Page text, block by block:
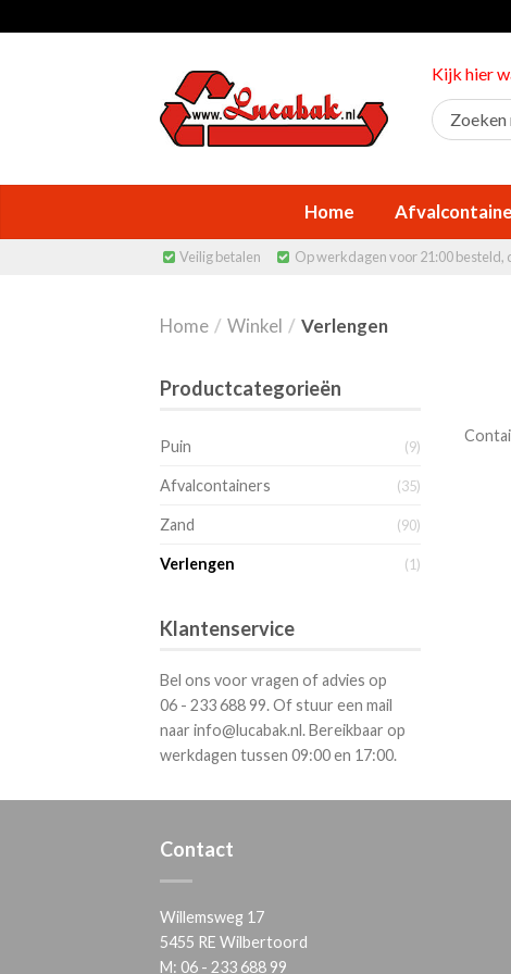
Kijk hier
Home
 Veilig betalen  Op werkdagen voor 21:00
Home / Winkel / Verlengen
Productcategorieën
Puin (9)
Afvalcontainers (35)
Zand (90)
Verlengen (1)
Klantenservice
Bel ons voor vragen of advies op
06 - 233 688 99. Of stuur een mail
naar info@lucabak.nl. Bereikbaar op
werkdagen tussen 09:00 en 17:00.
Contact
Willemsweg 17
5455 RE Wilbertoord
M: 06 - 233 688 99